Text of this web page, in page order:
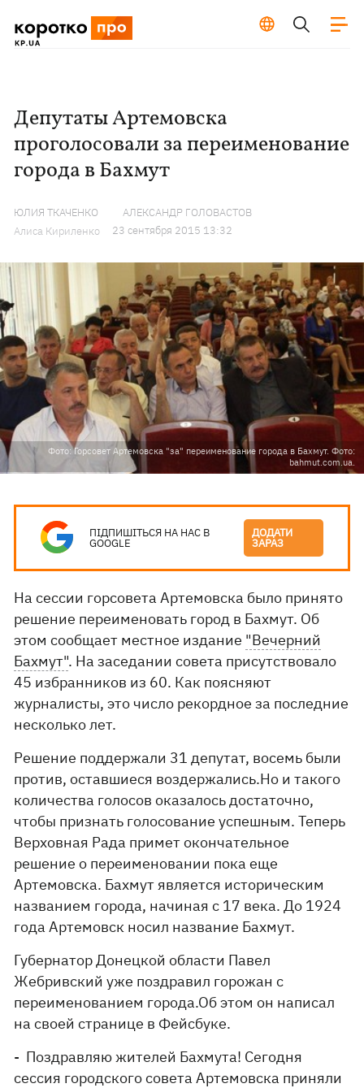
Депутаты Артемовска
проголосовали за переименование
города в Бахмут
ЮЛИЯ ТКАЧЕНКО
АЛЕКСАНДР ГОЛОВАСТОВ
Алиса Кириленко
23 сентября 2015 13:32
Фото: Горсовет Артемовска "за" переименование города в Бахмут. Фото:
bahmut.com.ua.
ПІДПИШІТЬСЯ НА НАС В
GOOGLE
ДОДАТИ
ЗАРАЗ
На сессии горсовета Артемовска было принято
решение переименовать город в Бахмут. Об
этом сообщает местное издание "Вечерний
Бахмут". На заседании совета присутствовало
45 избранников из 60. Как поясняют
журналисты, это число рекордное за последние
несколько лет.
Решение поддержали 31 депутат, восемь были
против, оставшиеся воздержались.Но и такого
количества голосов оказалось достаточно,
чтобы признать голосование успешным. Теперь
Верховная Рада примет окончательное
решение о переименовании пока еще
Артемовска. Бахмут является историческим
названием города, начиная с 17 века. До 1924
года Артемовск носил название Бахмут.
Губернатор Донецкой области Павел
Жебривский уже поздравил горожан с
переименованием города.Об этом он написал
на своей странице в Фейсбуке.
- Поздравляю жителей Бахмута! Сегодня
сессия городского совета Артемовска приняли